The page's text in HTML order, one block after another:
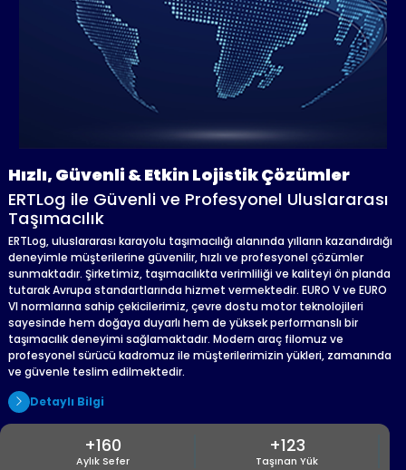
Hızlı, Güvenli & Etkin Lojistik Çözümler
ERTLog ile Güvenli ve Profesyonel Uluslararası
deneyimle müşterilerine güvenilir, hızlı ve profesyonel çözümler
tutarak Avrupa standartlarında hizmet vermektedir. EURO V ve EURO
VI normlarına sahip çekicilerimiz, çevre dostu motor teknolojileri
sayesinde hem doğaya duyarlı hem de yüksek performanslı bir
taşımacılık deneyimi sağlamaktadır. Modern araç filomuz ve
profesyonel sürücü kadromuz ile müşterilerimizin yükleri, zamanında
ve güvenle teslim edilmektedir.
Detaylı Bilgi
+160
Aylık Sefer
+123
Taşınan Yük
+12
Yıllık Tecrübe
%100